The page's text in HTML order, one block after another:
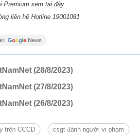
Premium xem tại đây .
liên hệ Hotline 19001081
(28/8/2023)
(27/8/2023)
(26/8/2023)
trên CCCD csgt đánh người vi phạm